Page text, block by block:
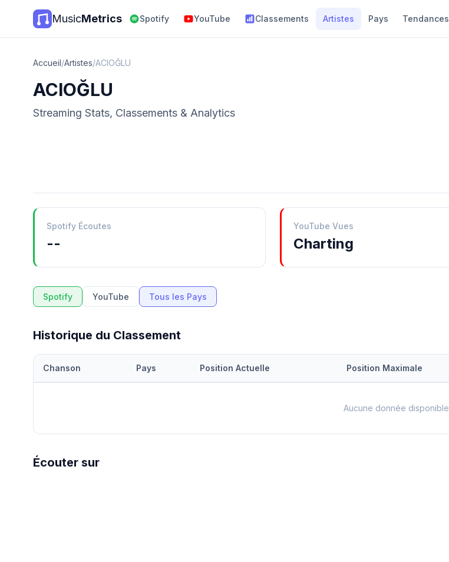
MusicMetrics Spotify YouTube Classements Artistes Pays Tendances
Accueil/Artistes/ACIOĞLU
ACIOĞLU
Streaming Stats, Classements & Analytics
Spotify Écoutes
--
YouTube Vues
Charting
Spotify YouTube Tous les Pays
Historique du Classement
Chanson Pays Position Actuelle Position Maximale
Aucune donnée disponible
Écouter sur